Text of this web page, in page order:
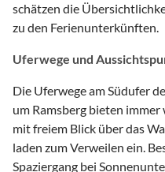
schätzen die
zu den Ferienunterkünften.
Uferwege und
Die Uferwege am Südufer
um Ramsberg bieten
mit freiem Blick über das
laden zum Verweilen ein.
Spaziergang bei